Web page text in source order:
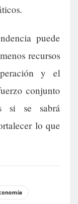
puede
recursos
y el
conjunto
si se sabrá
lo que